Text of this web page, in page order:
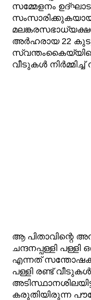
സമ്മേളനം
അർഹരായ 22
വീടുകൾ
ആ പിതാവിന്റെ
ചന്ദനപ്പള്ളി പള്ളി
എന്നത്
പള്ളി രണ്ട്
കരുതിയിരുന്ന